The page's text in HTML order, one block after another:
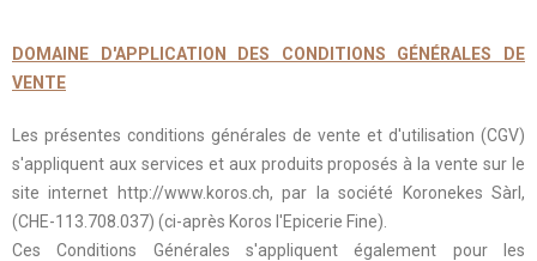
DOMAINE D'APPLICATION DES CONDITIONS GÉNÉRALES DE
VENTE
Les présentes conditions générales de vente et d'utilisation (CGV)
s'appliquent aux services et aux produits proposés à la vente sur le
site internet http://www.koros.ch, par la société Koronekes Sàrl,
(CHE-113.708.037) (ci-après Koros l'Epicerie Fine).
Ces Conditions Générales s'appliquent également pour les